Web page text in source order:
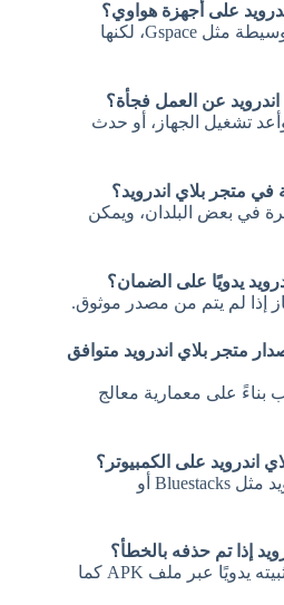
يمكن ذلك باستخدام تطبيقات وسيطة مثل Gspace، لكنها
تشغيل الجهاز، أو حدث
في بعض البلدان، ويمكن
إذا لم يتم من مصدر موثوق.
متجر بلاي اندرويد متوافق
على معمارية معالج
نعم، من خلال محاكيات الأندرويد مثل Bluestacks أو
يمكنك إعادة ضبط المصنع أو تثبيته يدويًا عبر ملف APK كما